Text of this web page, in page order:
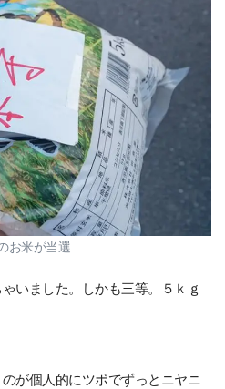
お米が当選
いました。しかも三等。５ｋｇ
が個人的にツボでずっとニヤニ